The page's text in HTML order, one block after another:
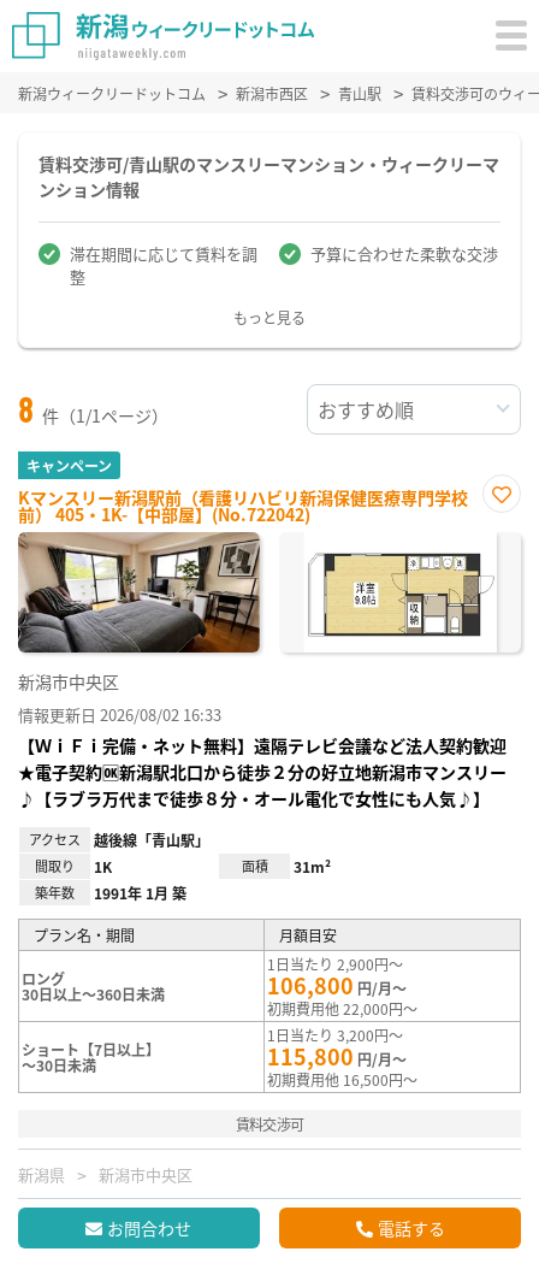
新潟ウィークリードットコム 新潟市西区 青山駅 賃料交渉可のウィ
賃料交渉可/青山駅のマンスリーマンション・ウィークリーマ
ンション情報
滞在期間に応じて賃料を調
整
予算に合わせた柔軟な交渉
もっと見る
8 件（1/1ページ）
キャンペーン
Kマンスリー新潟駅前（看護リハビリ新潟保健医療専門学校
前） 405・1K-【中部屋】(No.722042)
に入
録
新潟市中央区
情報更新日 2026/08/02 16:33
【ＷｉＦｉ完備・ネット無料】遠隔テレビ会議など法人契約歓迎
★電子契約🆗新潟駅北口から徒歩２分の好立地新潟市マンスリー
♪【ラブラ万代まで徒歩８分・オール電化で女性にも人気♪】
アクセス 越後線「青山駅」
間取り 1K 面積 31m²
築年数 1991年 1月 築
プラン名・期間 月額目安
ロング
30日以上～360日未満
1日当たり 2,900円～
106,800 円/月～
初期費用他 22,000円～
ショート【7日以上】
～30日未満
1日当たり 3,200円～
115,800 円/月～
初期費用他 16,500円～
賃料交渉可
新潟県 新潟市中央区
お問合わせ 電話する